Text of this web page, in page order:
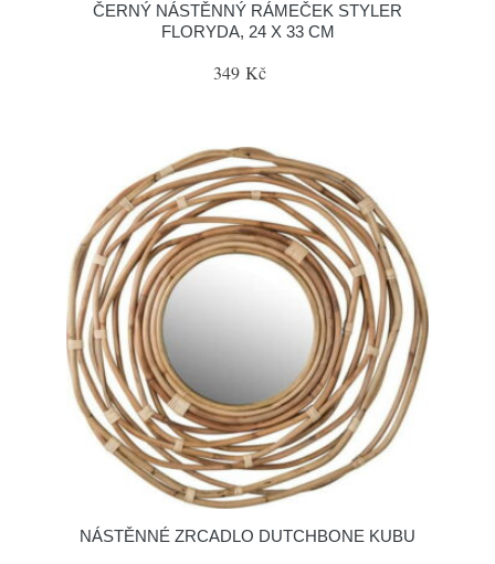
ČERNÝ NÁSTĚNNÝ RÁMEČEK STYLER
FLORYDA, 24 X 33 CM
349 Kč
NÁSTĚNNÉ ZRCADLO DUTCHBONE KUBU